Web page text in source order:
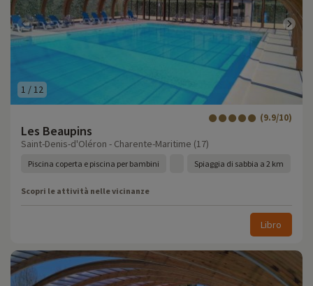
1 /12
Les Beaupins
(9.9/10)
Saint-Denis-d'Oléron - Charente-Maritime (17)
Piscina coperta e piscina per bambini Spiaggia di sabbia a 2 km
Scopri le attività nelle vicinanze
Libro